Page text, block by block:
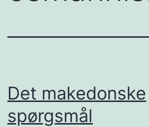
Det makedonske
spørgsmål